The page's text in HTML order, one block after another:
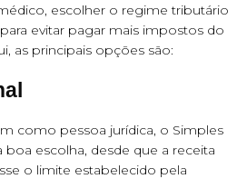
escolher o regime tributário
evitar pagar mais impostos do
as principais opções são:
como pessoa jurídica, o Simples
escolha, desde que a receita
o limite estabelecido pela